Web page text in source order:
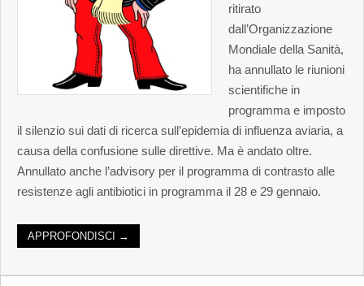
ritirato
dall’Organizzazione
Mondiale della Sanità,
ha annullato le riunioni
scientifiche in
programma e imposto
il silenzio sui dati di ricerca sull’epidemia di influenza aviaria, a
causa della confusione sulle direttive. Ma è andato oltre.
Annullato anche l’advisory per il programma di contrasto alle
resistenze agli antibiotici in programma il 28 e 29 gennaio.
APPROFONDISCI →